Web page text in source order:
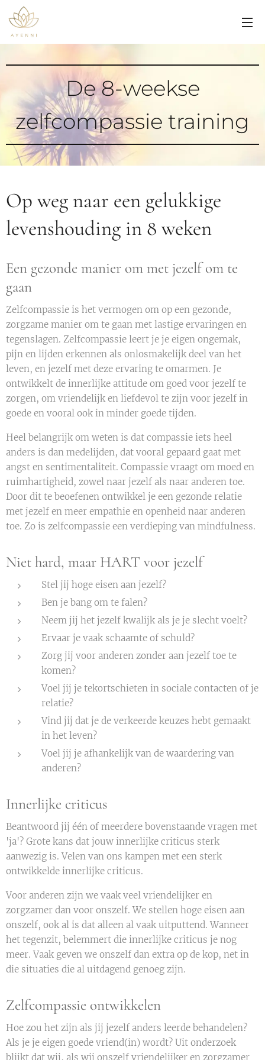
De 8-weekse
zelfcompassie training
Op weg naar een gelukkige
levenshouding in 8 weken
Een gezonde manier om met jezelf om te
gaan
Zelfcompassie is het vermogen om op een gezonde,
zorgzame manier om te gaan met lastige ervaringen en
tegenslagen. Zelfcompassie leert je je eigen ongemak,
pijn en lijden erkennen als onlosmakelijk deel van het
leven, en jezelf met deze ervaring te omarmen. Je
ontwikkelt de innerlijke attitude om goed voor jezelf te
zorgen, om vriendelijk en liefdevol te zijn voor jezelf in
goede en vooral ook in minder goede tijden.
Heel belangrijk om weten is dat compassie iets heel
anders is dan medelijden, dat vooral gepaard gaat met
angst en sentimentaliteit. Compassie vraagt om moed en
ruimhartigheid, zowel naar jezelf als naar anderen toe.
Door dit te beoefenen ontwikkel je een gezonde relatie
met jezelf en meer empathie en openheid naar anderen
toe. Zo is zelfcompassie een verdieping van mindfulness.
Niet hard, maar HART voor jezelf
Stel jij hoge eisen aan jezelf?
Ben je bang om te falen?
Neem jij het jezelf kwalijk als je je slecht voelt?
Ervaar je vaak schaamte of schuld?
Zorg jij voor anderen zonder aan jezelf toe te
komen?
Voel jij je tekortschieten in sociale contacten of je
relatie?
Vind jij dat je de verkeerde keuzes hebt gemaakt
in het leven?
Voel jij je afhankelijk van de waardering van
anderen?
Innerlijke criticus
Beantwoord jij één of meerdere bovenstaande vragen met
'ja'? Grote kans dat jouw innerlijke criticus sterk
aanwezig is. Velen van ons kampen met een sterk
ontwikkelde innerlijke criticus.
Voor anderen zijn we vaak veel vriendelijker en
zorgzamer dan voor onszelf. We stellen hoge eisen aan
onszelf, ook al is dat alleen al vaak uitputtend. Wanneer
het tegenzit, belemmert die innerlijke criticus je nog
meer. Vaak geven we onszelf dan extra op de kop, net in
die situaties die al uitdagend genoeg zijn.
Zelfcompassie ontwikkelen
Hoe zou het zijn als jij jezelf anders leerde behandelen?
Als je je eigen goede vriend(in) wordt? Uit onderzoek
blijkt dat wij, als wij onszelf vriendelijker en zorgzamer